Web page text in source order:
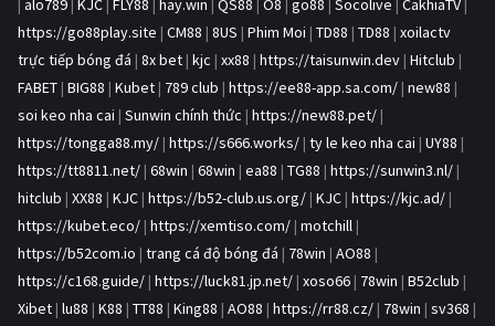
| alo789 | KJC | FLY88 | hay.win | QS88 | O8 | go88 | Socolive | CakhiaTV |
https://go88play.site | CM88 | 8US | Phim Moi | TD88 | TD88 | xoilactv
trực tiếp bóng đá | 8x bet | kjc | xx88 | https://taisunwin.dev | Hitclub |
FABET | BIG88 | Kubet | 789 club | https://ee88-app.sa.com/ | new88 |
soi keo nha cai | Sunwin chính thức | https://new88.pet/ |
https://tongga88.my/ | https://s666.works/ | ty le keo nha cai | UY88 |
https://tt8811.net/ | 68win | 68win | ea88 | TG88 | https://sunwin3.nl/ |
hitclub | XX88 | KJC | https://b52-club.us.org/ | KJC | https://kjc.ad/ |
https://kubet.eco/ | https://xemtiso.com/ | motchill |
https://b52com.io | trang cá độ bóng đá | 78win | AO88 |
https://c168.guide/ | https://luck81.jp.net/ | xoso66 | 78win | B52club |
Xibet | lu88 | K88 | TT88 | King88 | AO88 | https://rr88.cz/ | 78win | sv368 |